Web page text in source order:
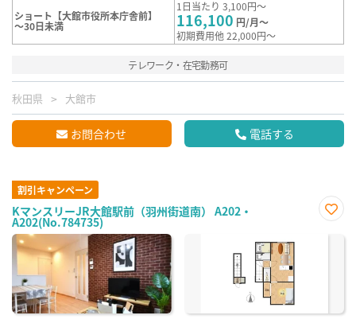
ショート【大館市役所本庁舎前】
～30日未満
1日当たり 3,100円～
116,100 円/月～
初期費用他 22,000円～
テレワーク・在宅勤務可
秋田県 大館市
お問合わせ 電話する
割引キャンペーン
KマンスリーJR大館駅前（羽州街道南） A202・
A202(No.784735)
に入